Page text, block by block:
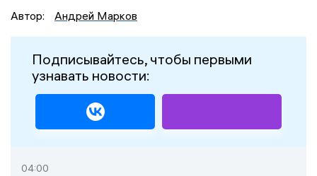
Автор:
Андрей Марков
Подписывайтесь, чтобы первыми
узнавать новости:
04:00